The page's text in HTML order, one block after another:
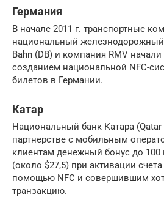
Германия
В начале 2011 г. транспортные
национальный железнодорожный
Bahn (DB) и компания RMV
созданием национальной NFC-
билетов в Германии.
Катар
Национальный банк Катара (Qatar
партнерстве с мобильным
клиентам денежный бонус до 100
(около $27,5) при активации
помощью NFC и совершившим
транзакцию.